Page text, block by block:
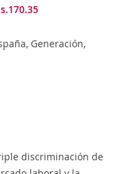
Generación,
discriminación de